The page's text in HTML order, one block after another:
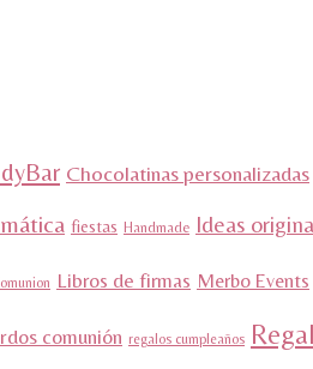
Chocolatinas personalizadas
fiestas Handmade Ideas
Libros de firmas Merbo Events
comunión regalos cumpleaños